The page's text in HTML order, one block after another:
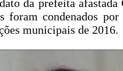
da prefeita
foram condenados
municipais de 2016.